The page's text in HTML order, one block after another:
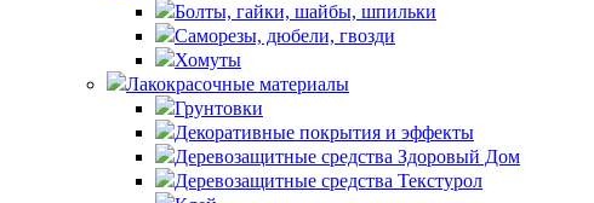
Болты, гайки, шайбы, шпильки
Саморезы, дюбели, гвозди
Хомуты
Лакокрасочные материалы
Грунтовки
Декоративные покрытия и эффекты
Деревозащитные средства Здоровый Дом
Деревозащитные средства Текстурол